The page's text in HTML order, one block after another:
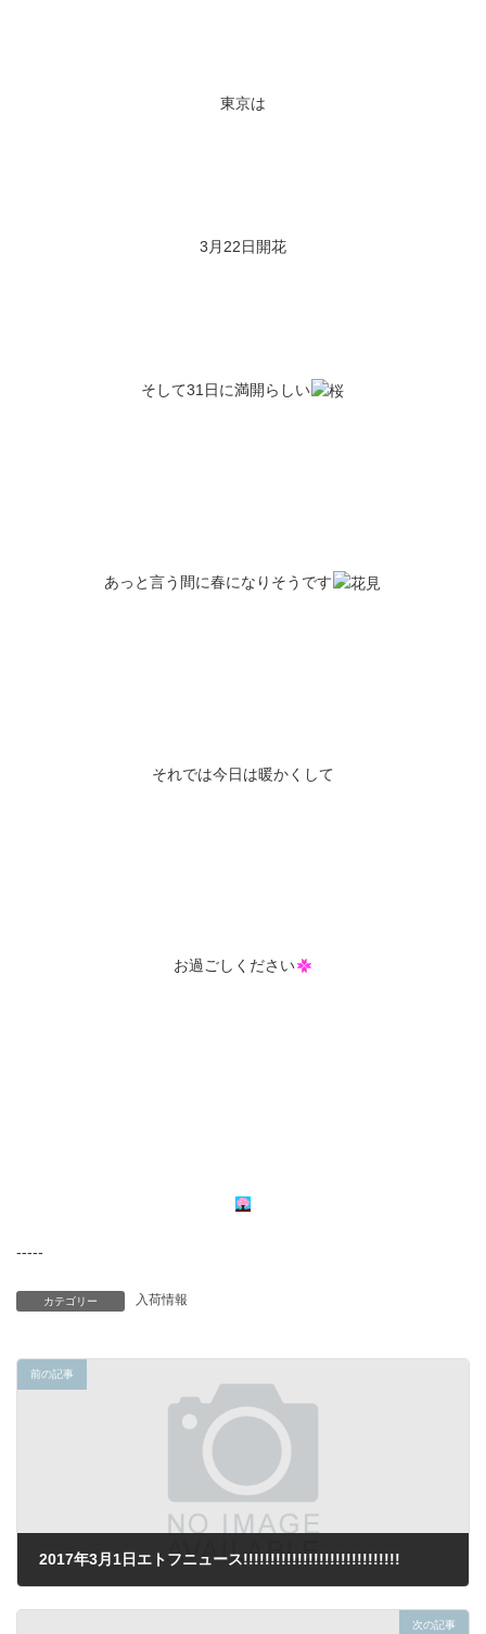
東京は
3月22日開花
そして31日に満開らしい
あっと言う間に春になりそうです
それでは今日は暖かくして
お過ごしください
-----
カテゴリー 入荷情報
前の記事
2017年3月1日エトフニュース!!!!!!!!!!!!!!!!!!!!!!!!!!!!!
次の記事